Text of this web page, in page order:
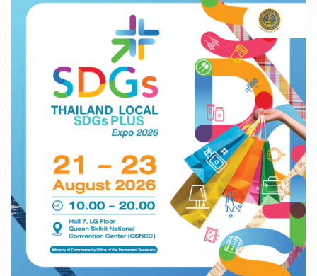
เตรียมพบกับสินค้า SDGs รักษ์โลก รักสุขภาพ กว่า 200 คูหา
จาก 77 จังหวัดทั่วประเทศ พร้อมส่งต่อคุณค่าที่ดีต่อผู้บริโภค ดี
ต่อผู้ผลิต และดีต่อสิ่งแวดล้อม